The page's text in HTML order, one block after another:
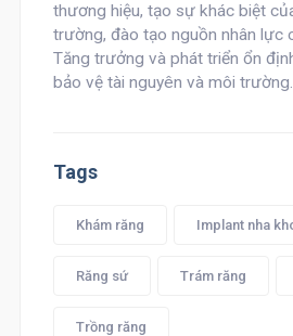
thương hiệu, tạo sự khác biệt
trường, đào tạo nguồn nhân lực
Tăng trưởng và phát triển ổn
bảo vệ tài nguyên và môi trường.
Tags
Khám răng Implant nha
Răng sứ Trám răng
Trồng răng